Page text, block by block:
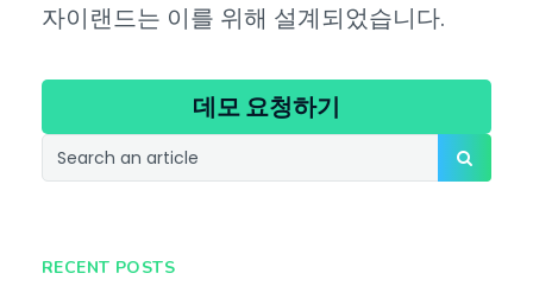
자이랜드는 이를 위해 설계되었습니다.
데모 요청하기
RECENT POSTS